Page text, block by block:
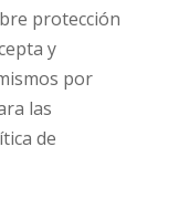
protección
y
por
las
de